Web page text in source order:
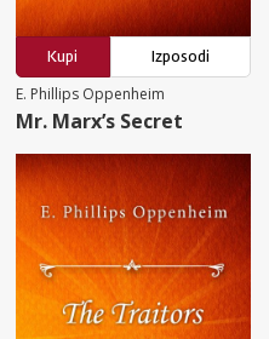
Kupi
Izposodi
E. Phillips Oppenheim
Mr. Marx’s Secret